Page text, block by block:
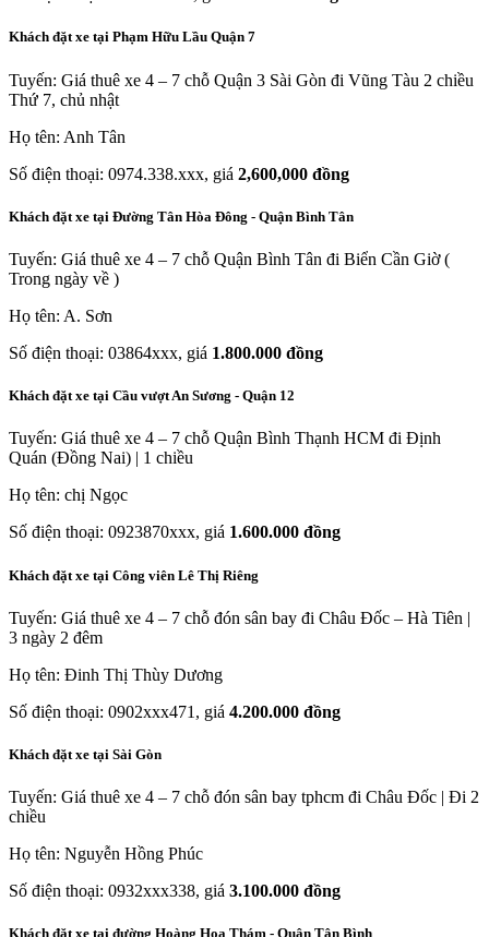
Khách đặt xe tại Phạm Hữu Lầu Quận 7
Tuyến: Giá thuê xe 4 – 7 chỗ Quận 3 Sài Gòn đi Vũng Tàu 2 chiều
Thứ 7, chủ nhật
Họ tên: Anh Tân
Số điện thoại: 0974.338.xxx, giá 2,600,000 đồng
Khách đặt xe tại Đường Tân Hòa Đông - Quận Bình Tân
Tuyến: Giá thuê xe 4 – 7 chỗ Quận Bình Tân đi Biển Cần Giờ (
Trong ngày về )
Họ tên: A. Sơn
Số điện thoại: 03864xxx, giá 1.800.000 đồng
Khách đặt xe tại Cầu vượt An Sương - Quận 12
Tuyến: Giá thuê xe 4 – 7 chỗ Quận Bình Thạnh HCM đi Định
Quán (Đồng Nai) | 1 chiều
Họ tên: chị Ngọc
Số điện thoại: 0923870xxx, giá 1.600.000 đồng
Khách đặt xe tại Công viên Lê Thị Riêng
Tuyến: Giá thuê xe 4 – 7 chỗ đón sân bay đi Châu Đốc – Hà Tiên |
3 ngày 2 đêm
Họ tên: Đinh Thị Thùy Dương
Số điện thoại: 0902xxx471, giá 4.200.000 đồng
Khách đặt xe tại Sài Gòn
Tuyến: Giá thuê xe 4 – 7 chỗ đón sân bay tphcm đi Châu Đốc | Đi 2
chiều
Họ tên: Nguyễn Hồng Phúc
Số điện thoại: 0932xxx338, giá 3.100.000 đồng
Khách đặt xe tại đường Hoàng Hoa Thám - Quận Tân Bình